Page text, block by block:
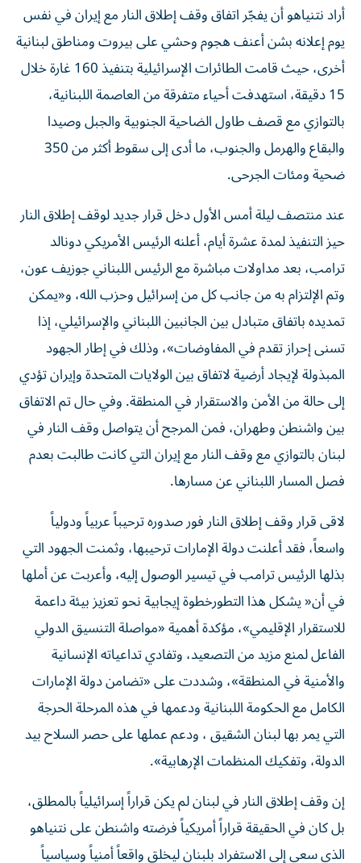
أراد نتنياهو أن يفجّر اتفاق وقف إطلاق النار مع إيران في نفس
يوم إعلانه بشن أعنف هجوم وحشي على بيروت ومناطق لبنانية
أخرى، حيث قامت الطائرات الإسرائيلية بتنفيذ 160 غارة خلال
15 دقيقة، استهدفت أحياء متفرقة من العاصمة اللبنانية،
بالتوازي مع قصف طاول الضاحية الجنوبية والجبل وصيدا
والبقاع والهرمل والجنوب، ما أدى إلى سقوط أكثر من 350
ضحية ومئات الجرحى.
عند منتصف ليلة أمس الأول دخل قرار جديد لوقف إطلاق النار
حيز التنفيذ لمدة عشرة أيام، أعلنه الرئيس الأمريكي دونالد
ترامب، بعد مداولات مباشرة مع الرئيس اللبناني جوزيف عون،
وتم الإلتزام به من جانب كل من إسرائيل وحزب الله، و«يمكن
تمديده باتفاق متبادل بين الجانبين اللبناني والإسرائيلي، إذا
تسنى إحراز تقدم في المفاوضات»، وذلك في إطار الجهود
المبذولة لإيجاد أرضية لاتفاق بين الولايات المتحدة وإيران تؤدي
إلى حالة من الأمن والاستقرار في المنطقة. وفي حال تم الاتفاق
بين واشنطن وطهران، فمن المرجح أن يتواصل وقف النار في
لبنان بالتوازي مع وقف النار مع إيران التي كانت طالبت بعدم
فصل المسار اللبناني عن مسارها.
لاقى قرار وقف إطلاق النار فور صدوره ترحيباً عربياً ودولياً
واسعاً، فقد أعلنت دولة الإمارات ترحيبها، وثمنت الجهود التي
بذلها الرئيس ترامب في تيسير الوصول إليه، وأعربت عن أملها
في أن« يشكل هذا التطورخطوة إيجابية نحو تعزيز بيئة داعمة
للاستقرار الإقليمي»، مؤكدة أهمية «مواصلة التنسيق الدولي
الفاعل لمنع مزيد من التصعيد، وتفادي تداعياته الإنسانية
والأمنية في المنطقة»، وشددت على «تضامن دولة الإمارات
الكامل مع الحكومة اللبنانية ودعمها في هذه المرحلة الحرجة
التي يمر بها لبنان الشقيق ، ودعم عملها على حصر السلاح بيد
الدولة، وتفكيك المنظمات الإرهابية».
إن وقف إطلاق النار في لبنان لم يكن قراراً إسرائيلياً بالمطلق،
بل كان في الحقيقة قراراً أمريكياً فرضته واشنطن على نتنياهو
الذي سعى إلى الاستفراد بلبنان ليخلق واقعاً أمنياً وسياسياً